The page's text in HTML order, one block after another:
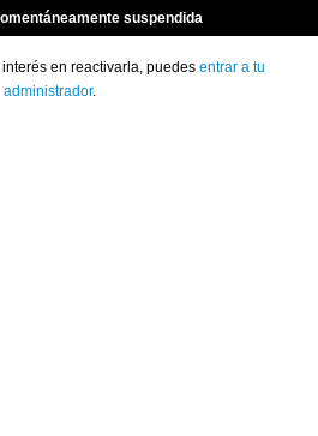
suspendida
en reactivarla, puedes entrar a tu
administrador.